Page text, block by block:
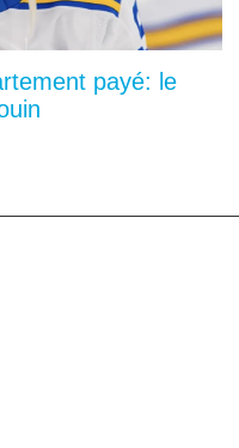
payé: le